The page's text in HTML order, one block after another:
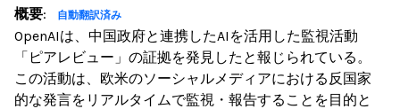
概要: 自動翻訳済み
OpenAIは、中国政府と連携したAIを活用した監視活動
「ピアレビュー」の証拠を発見したと報じられている。
この活動は、欧米のソーシャルメディアにおける反国家
的な発言をリアルタイムで監視・報告することを目的と